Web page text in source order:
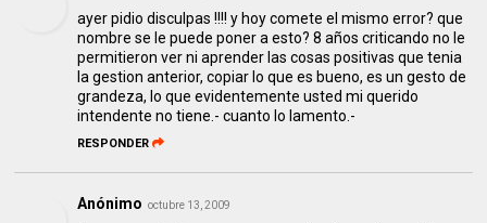
ayer pidio disculpas !!!! y hoy comete el mismo error? que
nombre se le puede poner a esto? 8 años criticando no le
permitieron ver ni aprender las cosas positivas que tenia
la gestion anterior, copiar lo que es bueno, es un gesto de
grandeza, lo que evidentemente usted mi querido
intendente no tiene.- cuanto lo lamento.-
RESPONDER
Anónimo octubre 13, 2009